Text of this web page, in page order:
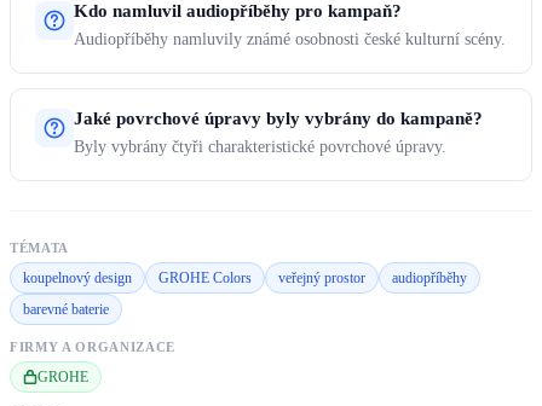
Kdo namluvil audiopříběhy pro kampaň?
Audiopříběhy namluvily známé osobnosti české kulturní scény.
Jaké povrchové úpravy byly vybrány do kampaně?
Byly vybrány čtyři charakteristické povrchové úpravy.
TÉMATA
koupelnový design GROHE Colors veřejný prostor
audiopříběhy
barevné baterie
FIRMY A ORGANIZACE
GROHE